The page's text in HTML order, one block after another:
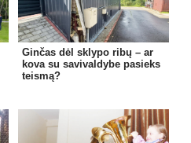
Ginčas dėl sklypo ribų – ar
kova su savivaldybe pasieks
teismą?